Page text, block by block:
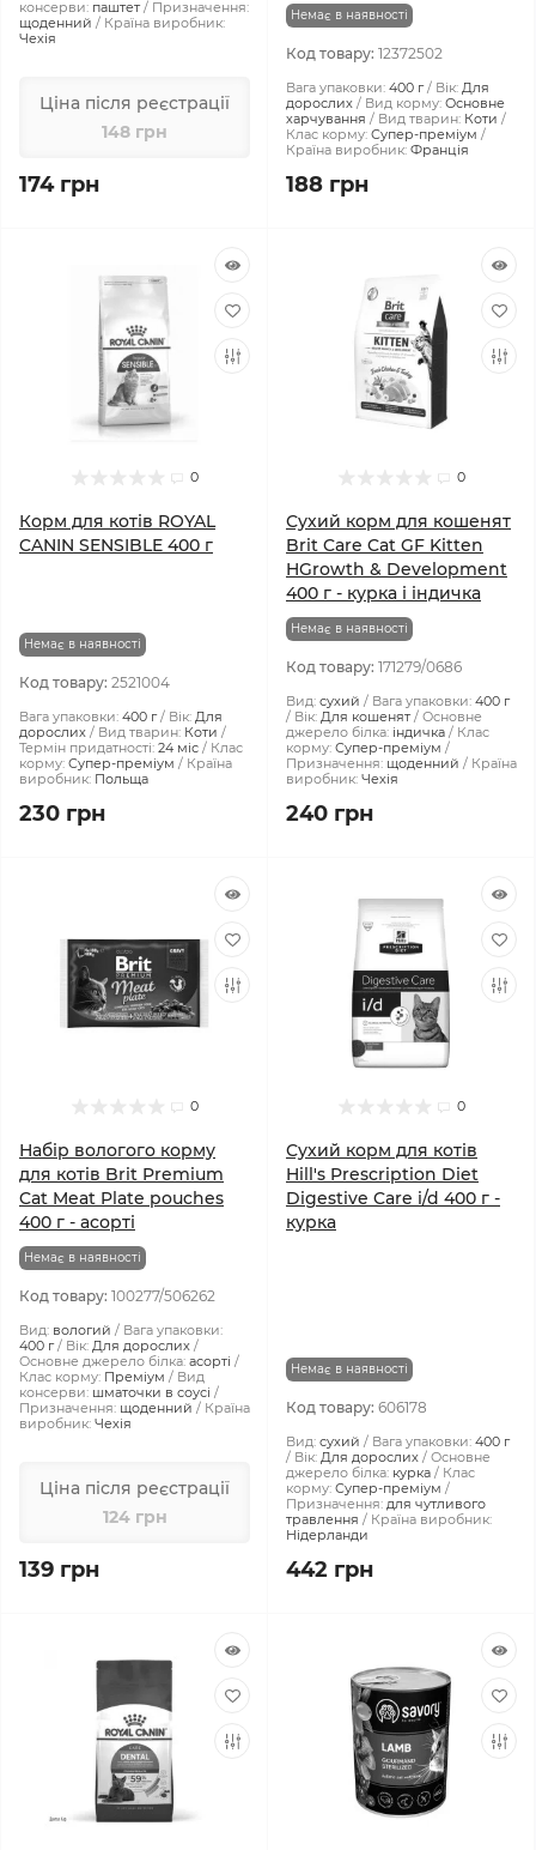
консерви: паштет
Призначення:
щоденний
Країна виробник:
Чехія
Ціна після реєстрації
148 грн
174 грн
Немає в наявності
Код товару: 12372502
Вага упаковки: 400 г Вік: Для
дорослих
Вид корму: Основне
харчування
Вид тварин: Коти
Клас корму: Супер-преміум
Країна виробник: Франція
188 грн
0
Корм для котів ROYAL
CANIN SENSIBLE 400 г
Немає в наявності
Код товару: 2521004
Вага упаковки: 400 г Вік: Для
дорослих
Вид тварин: Коти
Термін придатності: 24 міс
Клас
корму: Супер-преміум
Країна
виробник: Польща
230 грн
0
Сухий корм для кошенят
Brit Care Cat GF Kitten
HGrowth & Development
400 г - курка і індичка
Немає в наявності
Код товару: 171279/0686
Вид: сухий Вага упаковки: 400 г
Вік: Для кошенят
Основне
джерело білка: індичка
Клас
корму: Супер-преміум
Призначення: щоденний
Країна
виробник: Чехія
240 грн
0
Набір вологого корму
для котів Brit Premium
Cat Meat Plate pouches
400 г - асорті
Немає в наявності
Код товару: 100277/506262
Вид: вологий
Вага упаковки:
400 г
Вік: Для дорослих
Основне джерело білка: асорті
Клас корму: Преміум
Вид
консерви: шматочки в соусі
Призначення: щоденний
Країна
виробник: Чехія
Ціна після реєстрації
124 грн
139 грн
0
Сухий корм для котів
Hill's Prescription Diet
Digestive Care i/d 400 г -
курка
Немає в наявності
Код товару: 606178
Вид: сухий Вага упаковки: 400 г
Вік: Для дорослих
Основне
джерело білка: курка
Клас
корму: Супер-преміум
Призначення: для чутливого
травлення
Країна виробник:
Нідерланди
442 грн